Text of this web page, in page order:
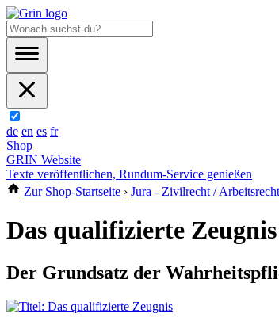
de en es fr
Shop
GRIN Website
Texte veröffentlichen, Rundum-Service genießen
Zur Shop-Startseite › Jura - Zivilrecht / Arbeitsrecht
Das qualifizierte Zeugnis
Der Grundsatz der